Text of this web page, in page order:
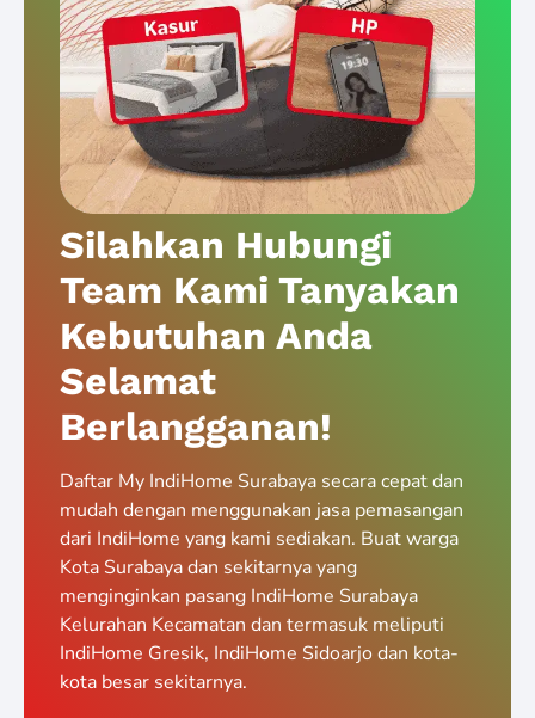
Silahkan Hubungi
Team Kami Tanyakan
Kebutuhan Anda
Selamat
Berlangganan!
Daftar My IndiHome Surabaya secara cepat dan
mudah dengan menggunakan jasa pemasangan
dari IndiHome yang kami sediakan. Buat warga
Kota Surabaya dan sekitarnya yang
menginginkan pasang IndiHome Surabaya
Kelurahan Kecamatan dan termasuk meliputi
IndiHome Gresik, IndiHome Sidoarjo dan kota-
kota besar sekitarnya.